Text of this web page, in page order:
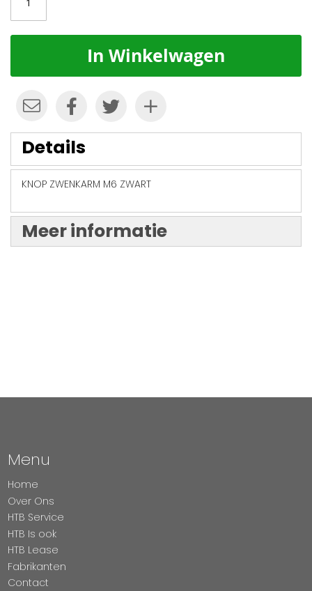
In Winkelwagen
Details
KNOP ZWENKARM M6 ZWART
Meer informatie
Menu
Home
Over Ons
HTB Service
HTB Is ook
HTB Lease
Fabrikanten
Contact